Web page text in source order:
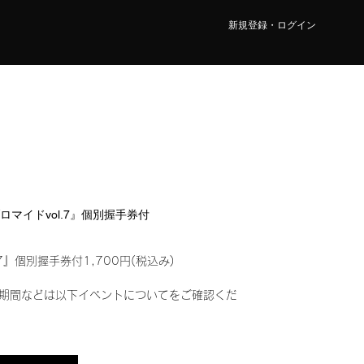
新規登録・ログイン
マイドvol.7』個別握手券付
』個別握手券付1,700円(税込み)
間などは以下イベントについてをご確認くだ